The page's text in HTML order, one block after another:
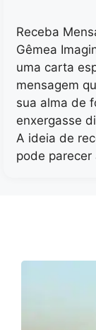
Receba
Gêmea
uma carta
mensagem
sua alma de
enxergasse
A ideia de
pode